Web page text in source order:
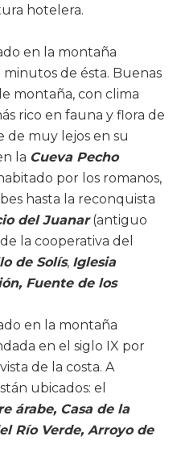
hotelera.
en la montaña
minutos de ésta. Buenas
montaña, con clima
rico en fauna y flora de
de muy lejos en su
la Cueva Pecho
por los romanos,
hasta la reconquista
del Juanar(antiguo
la cooperativa del
de Solís, Iglesia
Fuente de los
en la montaña
en el siglo IX por
de la costa. A
ubicados: el
árabe, Casa de la
Río Verde, Arroyo de